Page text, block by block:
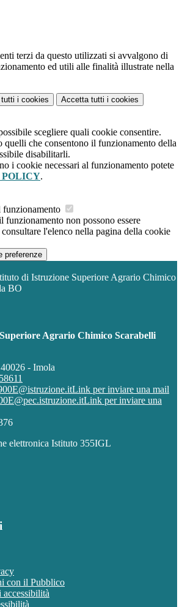
terzi da questo utilizzati si avvalgono di
ed utili alle finalità illustrate nella
tutti i cookies Accetta tutti i cookies
scegliere quali cookie consentire.
quelli che consentono il funzionamento della
disabilitarli.
i cookie necessari al funzionamento potete
POLICY.
funzionamento
funzionamento non possono essere
l'elenco nella pagina della cookie
preferenze
di Istruzione Superiore Agrario Chimico
BO
Agrario Chimico Scarabelli
- Imola
Link per inviare una mail
Link per inviare una
elettronica Istituto 355IGL
con il Pubblico